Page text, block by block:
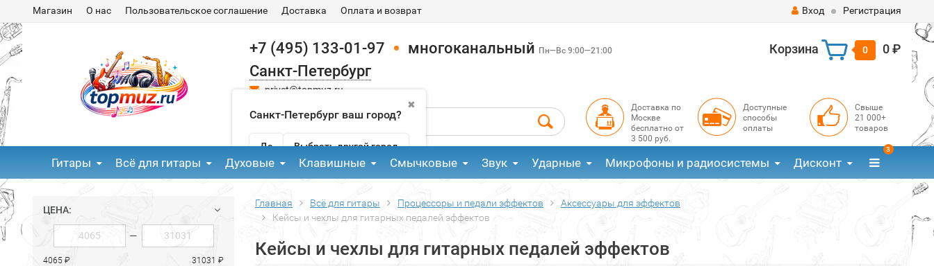
Магазин О нас Пользовательское соглашение Доставка Оплата и возврат Вход Регистрация
+7 (495) 133-01-97 многоканальный Пн—Вс 9:00—21:00
Санкт-Петербург
✖
Санкт-Петербург ваш город?
Да Выбрать другой город
privet@topmuz.ru
Корзина 0 0 ₽
Доставка по
Москве
бесплатно от
3 500 руб.
Доступные
способы
оплаты
Свыше
21 000+
товаров
Гитары Всё для гитары Духовые Клавишные Смычковые Звук Ударные Микрофоны и радиосистемы Дисконт
3
ЦЕНА:
—
4065 ₽ 31031 ₽
Главная Всё для гитары Процессоры и педали эффектов
Аксессуары для эффектов
Кейсы и чехлы для гитарных педалей эффектов
Кейсы и чехлы для гитарных педалей эффектов